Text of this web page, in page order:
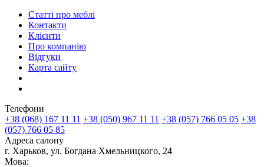
Статті про меблі
Контакти
Клієнти
Про компанію
Відгуки
Карта сайту
Телефони
+38 (068) 167 11 11 +38 (050) 967 11 11 +38 (057) 766 05 05 +38
(057) 766 05 85
Адреса салону
г. Харьков, ул. Богдана Хмельницкого, 24
Мова: